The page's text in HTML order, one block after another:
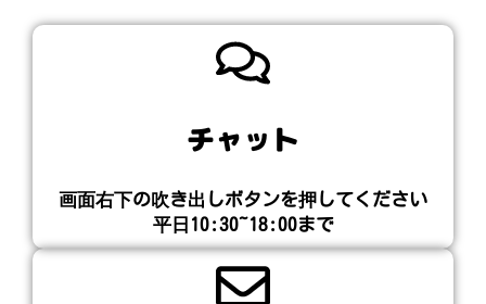
チャット
画面右下の吹き出しボタンを押してください​
平日10:30~18:00まで